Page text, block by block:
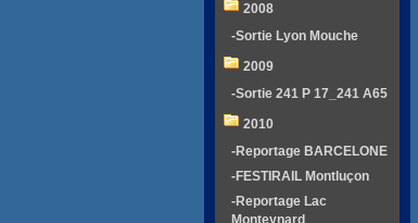
2008
-Sortie Lyon Mouche
2009
-Sortie 241 P 17_241 A65
2010
-Reportage BARCELONE
-FESTIRAIL Montluçon
-Reportage Lac
Monteynard